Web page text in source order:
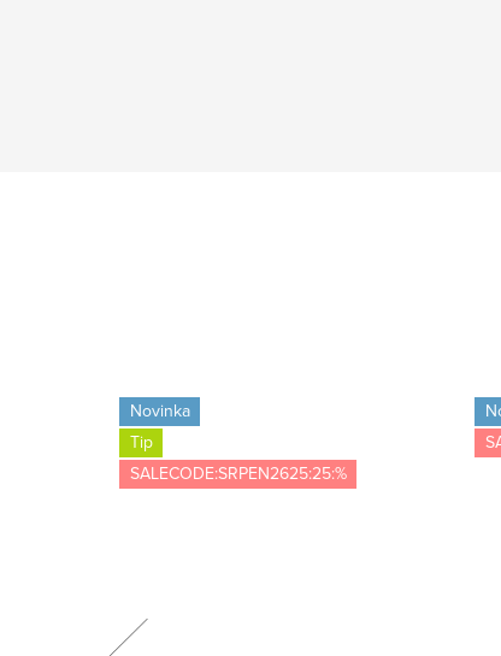
Novinka
Tip
SALECODE:SRPEN2625:25:%